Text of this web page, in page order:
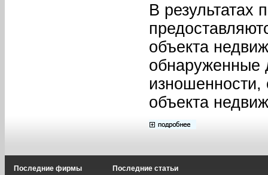
В результатах
объекта
обнаруженные
изношенности,
объекта
Последние фирмы Последние статьи